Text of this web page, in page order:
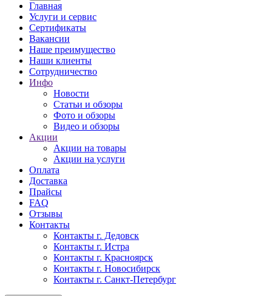
Главная
Услуги и сервис
Сертификаты
Вакансии
Наше преимущество
Наши клиенты
Сотрудничество
Инфо
Новости
Статьи и обзоры
Фото и обзоры
Видео и обзоры
Акции
Акции на товары
Акции на услуги
Оплата
Доставка
Прайсы
FAQ
Отзывы
Контакты
Контакты г. Дедовск
Контакты г. Истра
Контакты г. Красноярск
Контакты г. Новосибирск
Контакты г. Санкт-Петербург